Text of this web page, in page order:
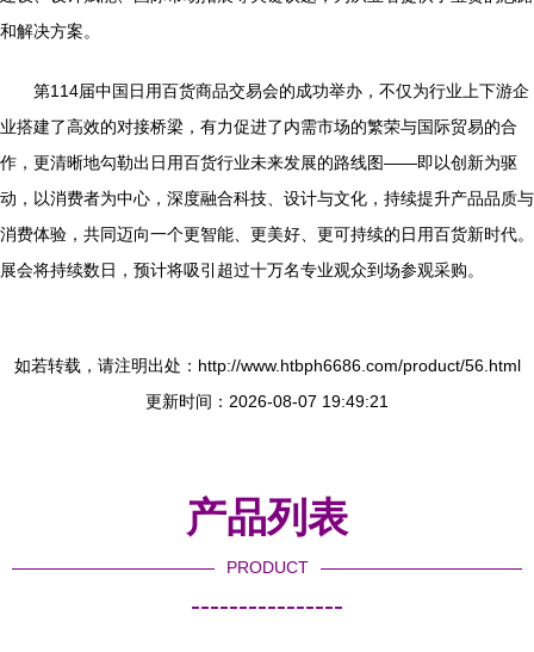
和解决方案。
第114届中国日用百货商品交易会的成功举办，不仅为行业上下游企
业搭建了高效的对接桥梁，有力促进了内需市场的繁荣与国际贸易的合
作，更清晰地勾勒出日用百货行业未来发展的路线图——即以创新为驱
动，以消费者为中心，深度融合科技、设计与文化，持续提升产品品质与
消费体验，共同迈向一个更智能、更美好、更可持续的日用百货新时代。
展会将持续数日，预计将吸引超过十万名专业观众到场参观采购。
如若转载，请注明出处：http://www.htbph6686.com/product/56.html
更新时间：2026-08-07 19:49:21
产品列表
PRODUCT
----------------